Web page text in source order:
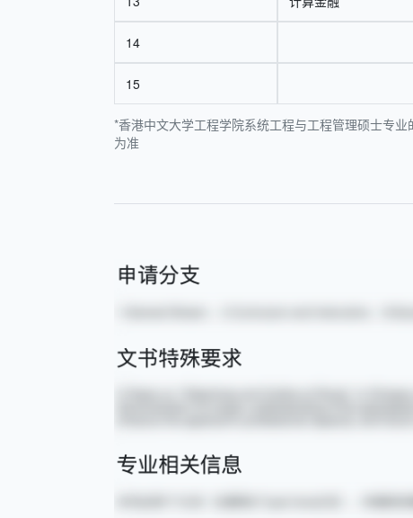
*香港中文大学工程学院系统工程与工程管理硕士专
为准
14
15